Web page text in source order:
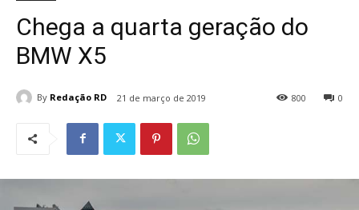
Chega a quarta geração do
BMW X5
By Redação RD 21 de março de 2019 0
800